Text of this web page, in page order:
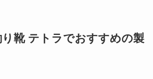
靴 テトラでおすすめの製